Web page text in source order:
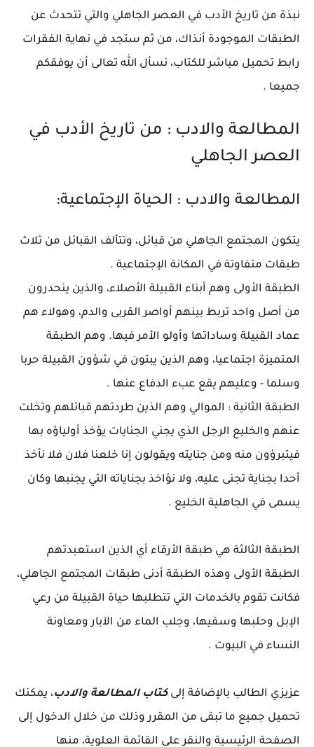
نبذة من تاريخ الأدب في العصر الجاهلي والتي تتحدث عن
الطبقات الموجودة أنذاك، من ثم ستجد في نهاية الفقرات
رابط تحميل مباشر للكتاب، نسأل الله تعالى أن يوفقكم
جميعا .
المطالعة والادب : من تاريخ الأدب في
العصر الجاهلي
المطالعة والادب : الحياة الإجتماعية:
يتكون المجتمع الجاهلي من قبائل، وتتألف القبائل من ثلاث
طبقات متفاوتة في المكانة الإجتماعية .
الطبقة الأولى وهم أبناء القبيلة الأصلاء، والذين ينحدرون
من أصل واحد تربط بينهم أواصر القربى والدم، وهولاء هم
عماد القبيلة وساداتها وأولو الأمر فيها. وهم الطبقة
المتميزة اجتماعيا، وهم الذين يبتون في شؤون القبيلة حربا
وسلما - وعليهم يقع عبء الدفاع عنها .
الطبقة الثانية : الموالي وهم الذين طردتهم قبائلهم وتخلت
عنهم والخليع الرجل الذي يجني الجنايات يؤخذ أولياؤه بها
فيتبرؤون منه ومن جنايته ويقولون إنا خلعنا فلان فلا نأخذ
أحدا بجناية تجنى عليه، ولا نؤاخذ بجناياته التي يجنبها وكان
يسمى في الجاهلية الخليع .
الطبقة الثالثة هي طبقة الأرقاء أي الذين استعبدتهم
الطبقة الأولى وهذه الطبقة أدنى طبقات المجتمع الجاهلي،
فكانت تقوم بالخدمات التي تتطلبها حياة القبيلة من رعي
الإبل وحلبها وسقيها، وجلب الماء من الآبار ومعاونة
النساء في البيوت .
عزيزي الطالب بالإضافة إلىكتاب المطالعة والادب، يمكنك
تحميل جميع ما تبقى من المقرر وذلك من خلال الدخول إلى
الصفحة الرئيسية والنقر على القائمة العلوية، منها